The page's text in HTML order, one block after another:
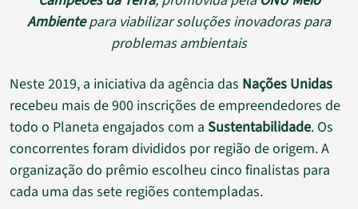
Ambientepara viabilizar soluções inovadoras para
problemas ambientais
Neste 2019, a iniciativa da agência das Nações Unidas
recebeu mais de 900 inscrições de empreendedores de
todo o Planeta engajados com a Sustentabilidade. Os
concorrentes foram divididos por região de origem. A
organização do prêmio escolheu cinco finalistas para
cada uma das sete regiões contempladas.